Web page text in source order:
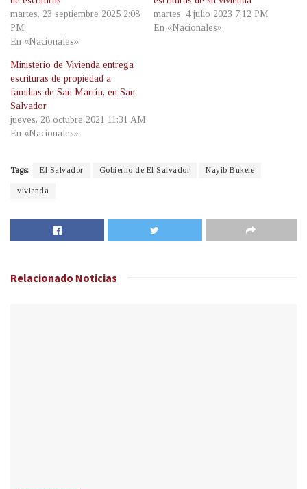
martes, 23 septiembre 2025 2:08
PM
En «Nacionales»
martes, 4 julio 2023 7:12 PM
En «Nacionales»
Ministerio de Vivienda entrega
escrituras de propiedad a
familias de San Martín, en San
Salvador
jueves, 28 octubre 2021 11:31 AM
En «Nacionales»
Tags: El Salvador Gobierno de El Salvador Nayib Bukele
vivienda
Relacionado Noticias